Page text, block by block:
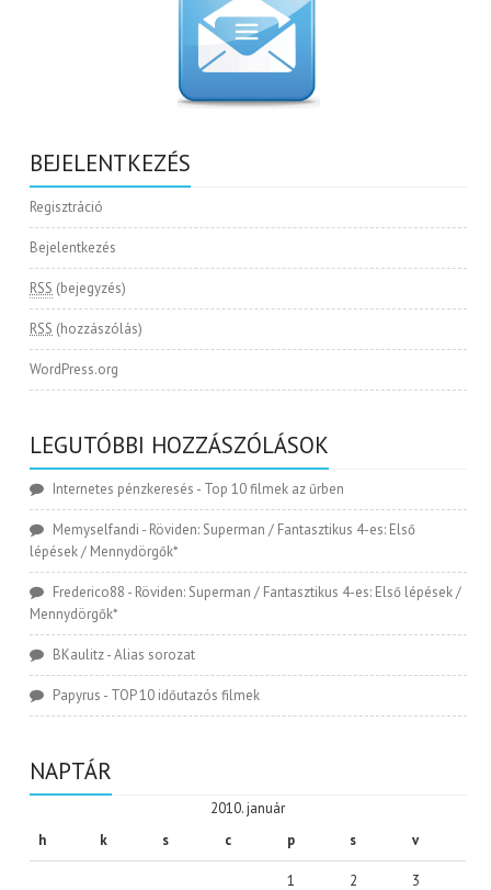
BEJELENTKEZÉS
Regisztráció
Bejelentkezés
RSS (bejegyzés)
RSS (hozzászólás)
WordPress.org
LEGUTÓBBI HOZZÁSZÓLÁSOK
Internetes pénzkeresés - Top 10 filmek az űrben
Memyselfandi - Röviden: Superman / Fantasztikus 4-es: Első
lépések / Mennydörgők*
Frederico88 - Röviden: Superman / Fantasztikus 4-es: Első lépések /
Mennydörgők*
BKaulitz-Alias sorozat
Papyrus - TOP 10 időutazós filmek
NAPTÁR
2010. január
h
k s c p s v
1 2 3